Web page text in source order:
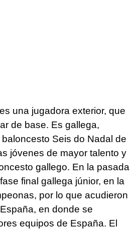
una jugadora exterior, que
de base. Es gallega,
Seis do Nadal de
jóvenes de mayor talento y
gallego. En la pasada
final gallega júnior, en la
por lo que acudieron
en donde se
equipos de España. El